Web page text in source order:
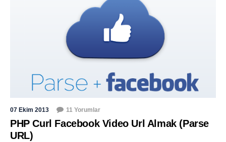
07 Ekim 2013 11 Yorumlar
PHP Curl Facebook Video Url Almak (Parse
URL)